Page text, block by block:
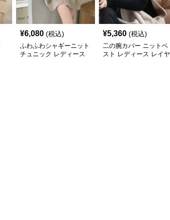
¥6,080 (税込)
ふわふわシャギーニット
チュニック レディース
¥5,360 (税込)
二の腕カバー ニットベ
スト レディース レイヤ